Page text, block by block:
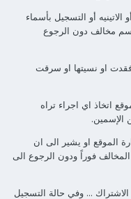
أو التسجيل بأسماء
مخالف دون الرجوع
او نسيتها او سرقت
اتخاذ اي اجراء تراه
الإسمين.
الموقع او يشير الى ان
فوراً ودون الرجوع الى
... وفي حالة التسجيل